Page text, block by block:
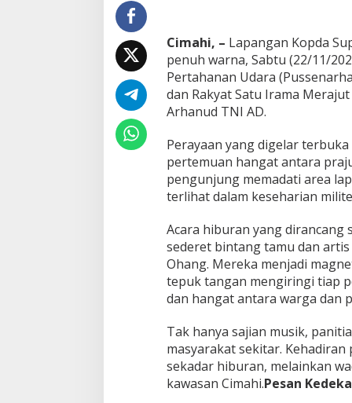
y
a
t
d
a
n
e
n
t
a
r
M
e
n
y
a
t
d
a
l
a
m
Cimahi, – Lapangan Kopda
penuh warna, Sabtu (22/11/
Pertahanan Udara
dan Rakyat Satu Irama
Arhanud TNI AD.
Perayaan yang digelar
pertemuan hangat antara
pengunjung memadati area
terlihat dalam keseharian
Acara hiburan yang dirancang
sederet bintang tamu dan
Ohang. Mereka menjadi
tepuk tangan mengiringi tiap
dan hangat antara warga dan
Tak hanya sajian musik,
masyarakat sekitar.
sekadar hiburan, melainkan
kawasan Cimahi.Pesan